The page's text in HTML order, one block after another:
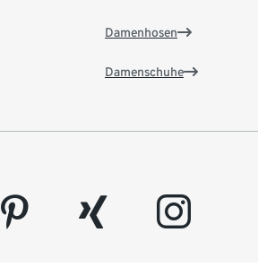
Damenhosen
Damenschuhe
pinterest xing instagram